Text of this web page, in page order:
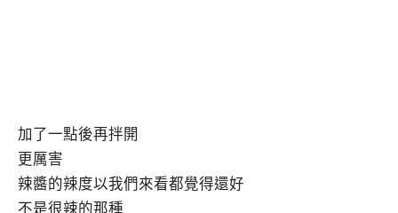
加了一點後再拌開
更厲害
辣醬的辣度以我們來看都覺得還好
不是很辣的那種